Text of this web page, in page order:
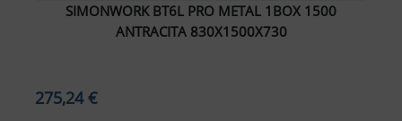
SIMONWORK BT6L PRO METAL 1BOX 1500
ANTRACITA 830X1500X730
275,24 €